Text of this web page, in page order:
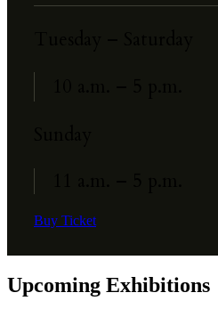
Buy Ticket
Upcoming Exhibitions